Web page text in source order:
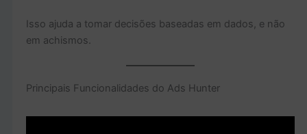
Isso ajuda a tomar decisões baseadas em dados, e não
em achismos.
Principais Funcionalidades do Ads Hunter